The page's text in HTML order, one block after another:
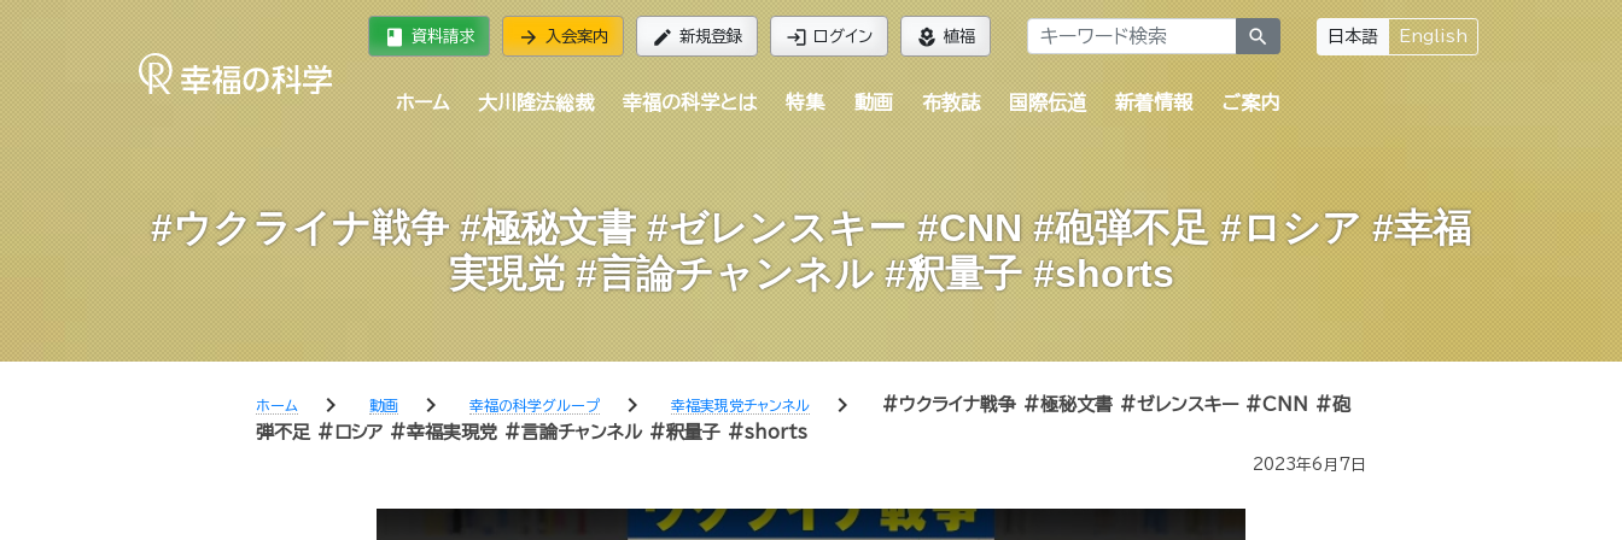
book 資料請求 arrow_forward 入会案内 edit 新規登録 login ログイン local_florist 植福 search 日本語 English
ホーム 大川隆法総裁 幸福の科学とは 特集 動画 布教誌 国際伝道 新着情報 ご案内
#ウクライナ戦争 #極秘文書 #ゼレンスキー #CNN #砲弾不足 #ロシア #幸福
実現党 #言論チャンネル #釈量子 #shorts
ホーム chevron_right 動画 chevron_right 幸福の科学グループ chevron_right 幸福実現党チャンネル chevron_right
#ウクライナ戦争 #極秘文書 #ゼレンスキー #CNN #砲
弾不足 #ロシア #幸福実現党 #言論チャンネル #釈量子 #shorts
2023年6月7日